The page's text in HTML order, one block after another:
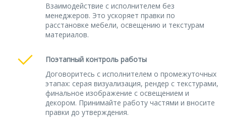
Взаимодействие с исполнителем без
менеджеров. Это ускоряет правки по
расстановке мебели, освещению и текстурам
материалов.
Поэтапный контроль работы
Договоритесь с исполнителем о промежуточных
этапах: серая визуализация, рендер с текстурами,
финальное изображение с освещением и
декором. Принимайте работу частями и вносите
правки до утверждения.